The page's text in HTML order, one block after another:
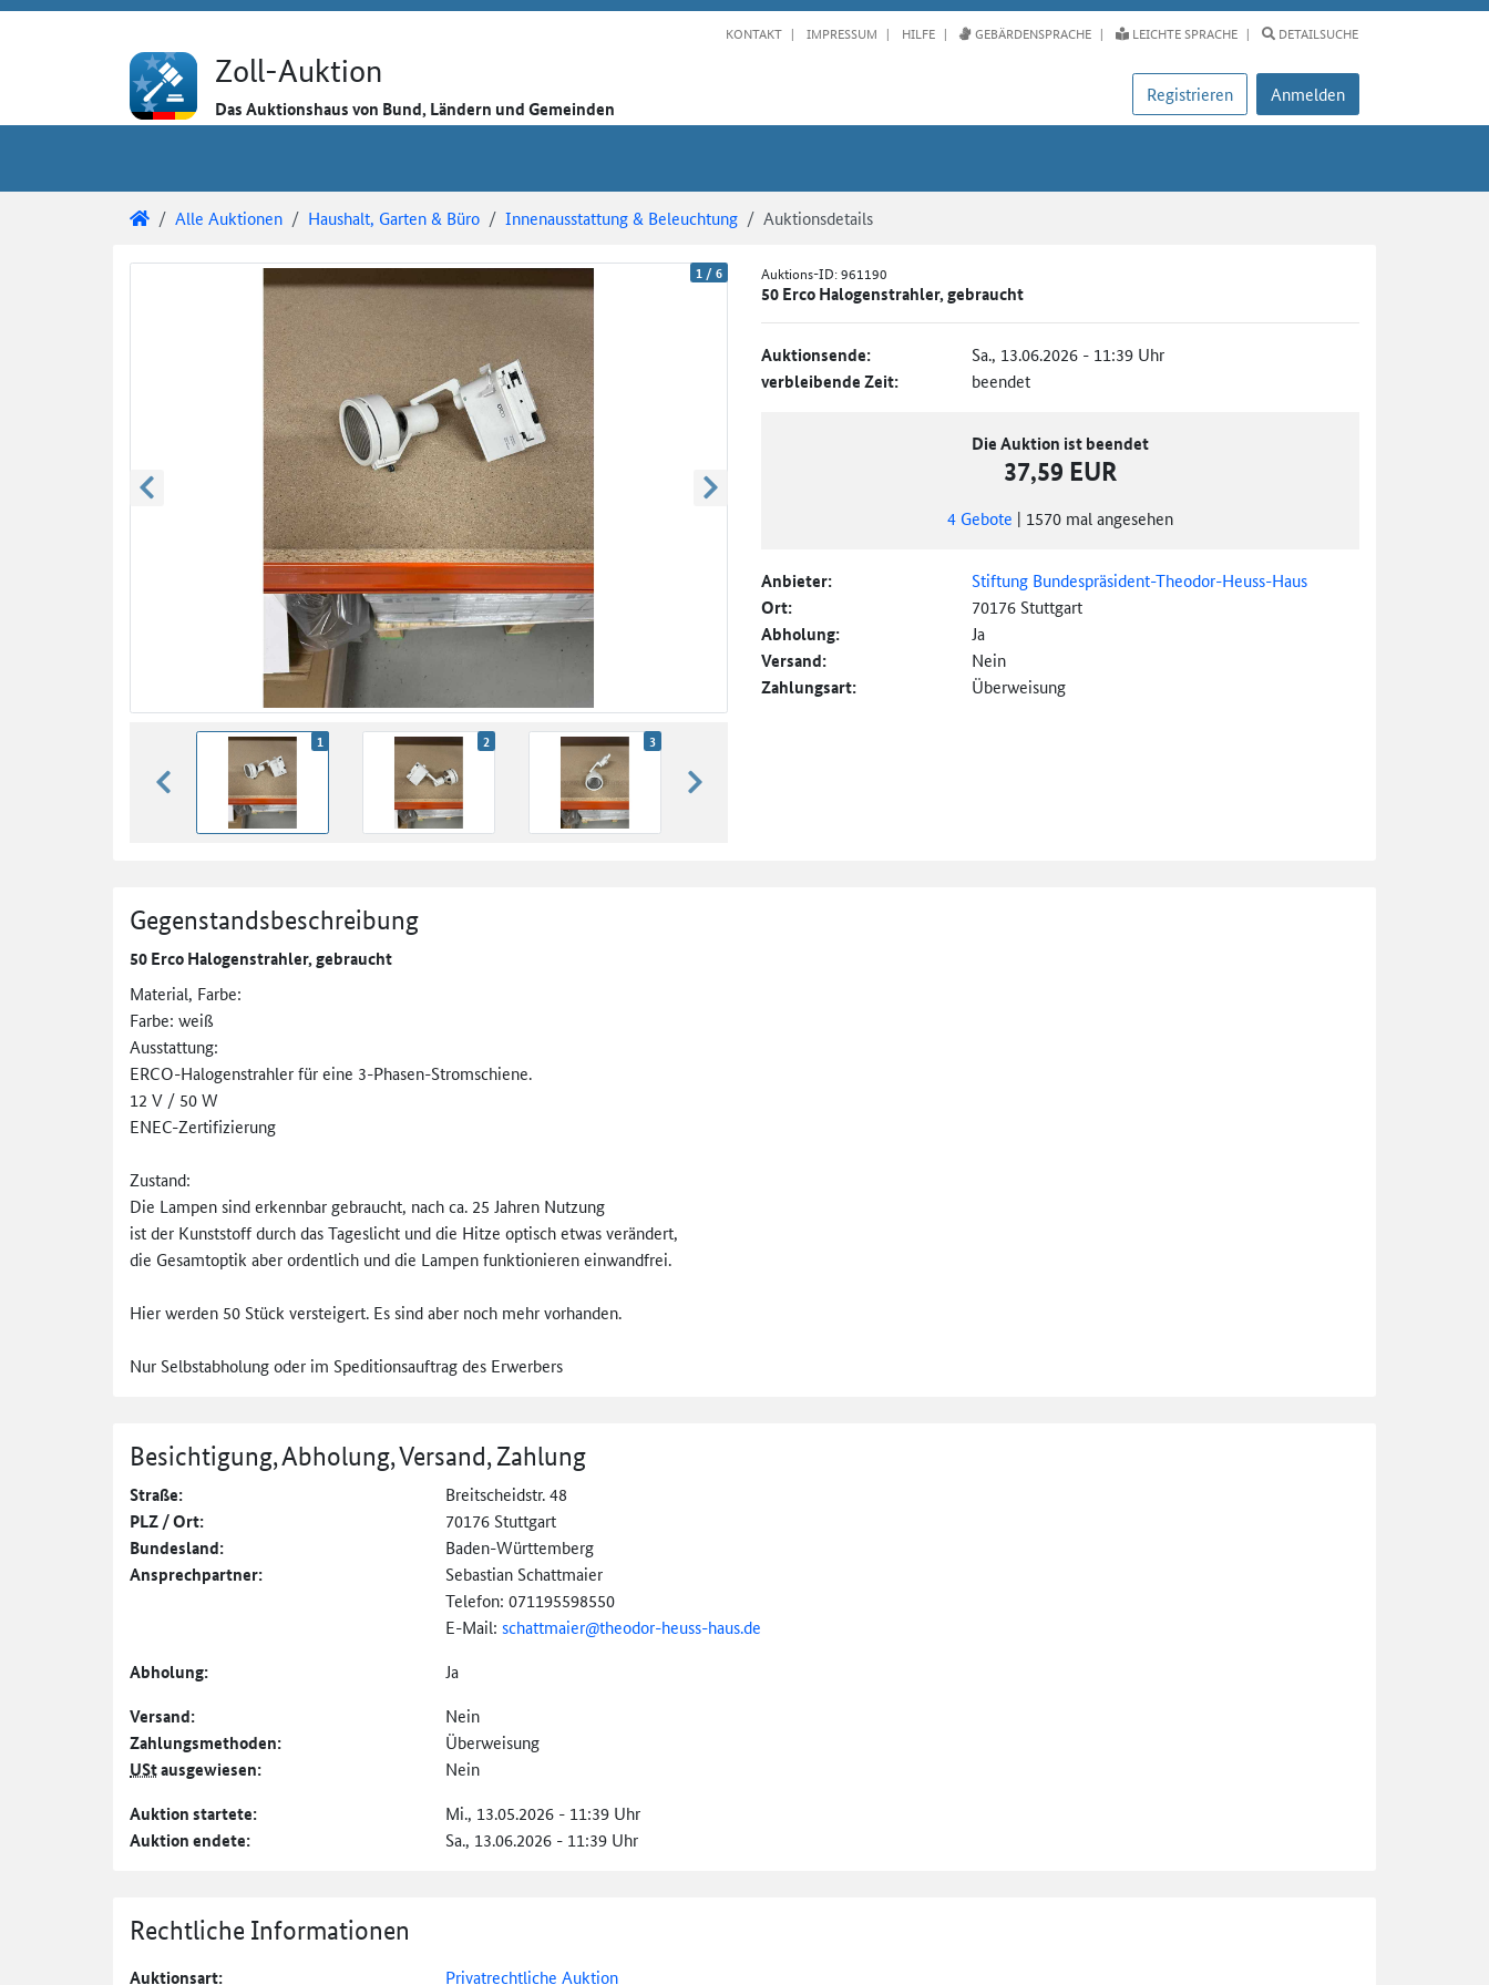
KONTAKT IMPRESSUM HILFE GEBÄRDENSPRACHE LEICHTE SPRACHE DETAILSUCHE
Zoll-Auktion
Das Auktionshaus von Bund, Ländern und Gemeinden
Registrieren Anmelden
Zoll-Auktion
Alle Auktionen Haushalt, Garten & Büro Innenausstattung & Beleuchtung Auktionsdetails
Auktionsdetails
Auktionsüberblick 1 /6
zurück blättern weiter blättern
zurück blättern
1 2 3
weiter blättern
Auktions-ID:961190
50 Erco Halogenstrahler, gebraucht
Auktionsende: Sa., 13.06.2026 - 11:39 Uhr
verbleibende Zeit: beendet
Die Auktion ist beendet
37,59 EUR
4 Gebote | 1570 mal angesehen
Anbieter: Stiftung Bundespräsident-Theodor-Heuss-Haus
Ort: 70176 Stuttgart
Abholung: Ja
Versand: Nein
Zahlungsart: Überweisung
Gegenstandsbeschreibung
50 Erco Halogenstrahler, gebraucht
Material, Farbe:
Farbe: weiß
Ausstattung:
ERCO-Halogenstrahler für eine 3-Phasen-Stromschiene.
12 V / 50 W
ENEC-Zertifizierung
Zustand:
Die Lampen sind erkennbar gebraucht, nach ca. 25 Jahren Nutzung
ist der Kunststoff durch das Tageslicht und die Hitze optisch etwas verändert,
die Gesamtoptik aber ordentlich und die Lampen funktionieren einwandfrei.
Hier werden 50 Stück versteigert. Es sind aber noch mehr vorhanden.
Nur Selbstabholung oder im Speditionsauftrag des Erwerbers
Besichtigung, Abholung, Versand, Zahlung
Straße: Breitscheidstr. 48
PLZ / Ort: 70176 Stuttgart
Bundesland: Baden-Württemberg
Ansprechpartner:
Sebastian Schattmaier
Telefon: 071195598550
E-Mail: schattmaier@theodor-heuss-haus.de
Abholung: Ja
Versand: Nein
Zahlungs­methoden: Überweisung
UStausgewiesen: Nein
Auktion startete: Mi., 13.05.2026 - 11:39 Uhr
Auktion endete: Sa., 13.06.2026 - 11:39 Uhr
Rechtliche Informationen
Auktionsart: Privatrechtliche Auktion